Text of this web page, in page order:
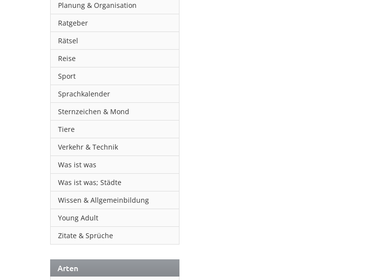
Planung & Organisation
Ratgeber
Rätsel
Reise
Sport
Sprachkalender
Sternzeichen & Mond
Tiere
Verkehr & Technik
Was ist was
Was ist was; Städte
Wissen & Allgemeinbildung
Young Adult
Zitate & Sprüche
Arten